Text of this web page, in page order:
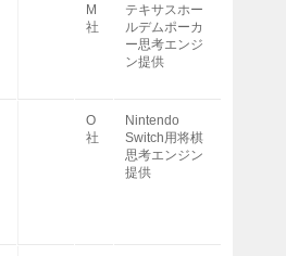
M
社
テキサスホー
ルデムポーカ
ー思考エンジ
ン提供
O
社
Nintendo
Switch用将棋
思考エンジン
提供